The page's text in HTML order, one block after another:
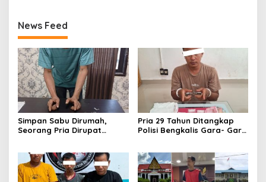
News Feed
Simpan Sabu Dirumah,
Seorang Pria Dirupat
Pria 29 Tahun Ditangkap
Polisi Bengkalis Gara- Gara